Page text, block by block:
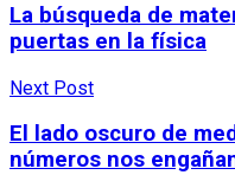
La búsqueda de
puertas en la física
Next Post
El lado oscuro de
números nos